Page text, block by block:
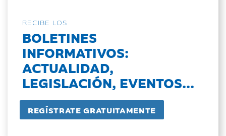
RECIBE LOS
BOLETINES
INFORMATIVOS:
ACTUALIDAD,
LEGISLACIÓN, EVENTOS...